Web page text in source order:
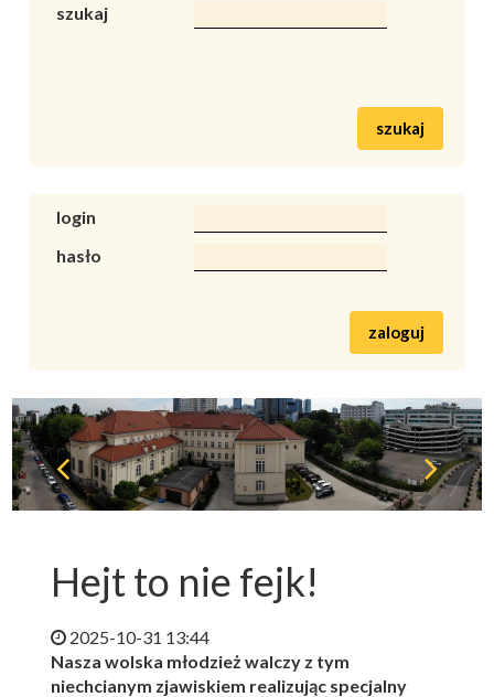
szukaj
szukaj
login
hasło
zaloguj
Hejt to nie fejk!
2025-10-31 13:44
Nasza wolska młodzież walczy z tym
niechcianym zjawiskiem realizując specjalny